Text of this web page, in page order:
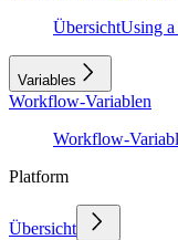
ÜbersichtUsing
Variables
Workflow-Variablen
Workflow-
Platform
Übersicht